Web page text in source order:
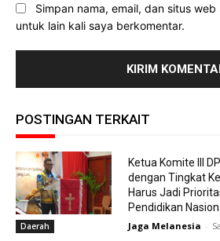
Simpan nama, email, dan situs
untuk lain kali saya berkomentar.
POSTINGAN TERKAIT
Daerah
Ketua Komite III
dengan Tingkat
Harus Jadi
Pendidikan
Jaga Melanesia -